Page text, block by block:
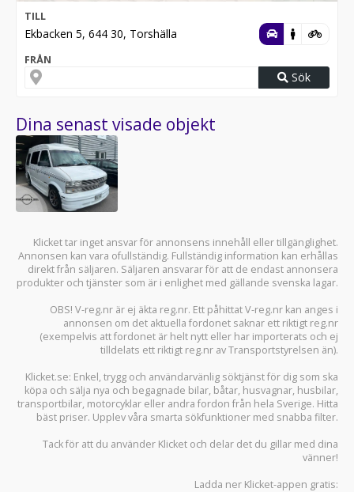
TILL
Ekbacken 5, 644 30, Torshälla
FRÅN
Sök
Dina senast visade objekt
Klicket tar inget ansvar för annonsens innehåll eller tillgänglighet.
Annonsen kan vara ofullständig. Fullständig information kan erhållas
direkt från säljaren. Säljaren ansvarar för att de endast annonsera
produkter och tjänster som är i enlighet med gällande svenska lagar.
OBS! V-reg.nr är ej äkta reg.nr. Ett påhittat V-reg.nr kan anges i
annonsen om det aktuella fordonet saknar ett riktigt reg.nr
(exempelvis att fordonet är helt nytt eller har importerats och ej
tilldelats ett riktigt reg.nr av Transportstyrelsen än).
Klicket.se: Enkel, trygg och användarvänlig söktjänst för dig som ska
köpa och sälja nya och begagnade bilar, båtar, husvagnar, husbilar,
transportbilar, motorcyklar eller andra fordon från hela Sverige. Hitta
bäst priser. Upplev våra smarta sökfunktioner med snabba filter.
Tack för att du använder Klicket och delar det du gillar med dina
vänner!
Ladda ner Klicket-appen gratis: